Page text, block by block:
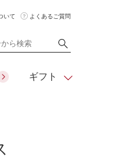
いて よくあるご質問
ギフト